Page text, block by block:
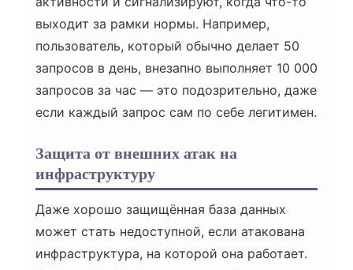
выходит за рамки нормы. Например,
пользователь, который обычно делает 50
запросов в день, внезапно выполняет 10 000
запросов за час — это подозрительно, даже
если каждый запрос сам по себе легитимен.
Защита от внешних атак на
инфраструктуру
Даже хорошо защищённая база данных
может стать недоступной, если атакована
инфраструктура, на которой она работает.